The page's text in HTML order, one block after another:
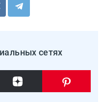
сетях